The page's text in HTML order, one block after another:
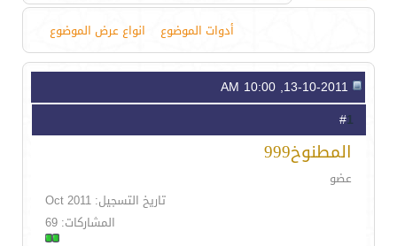
أدوات الموضوع انواع عرض الموضوع
1
المطنوخ999
عضو
تاريخ التسجيل: Oct 2011
المشاركات: 69